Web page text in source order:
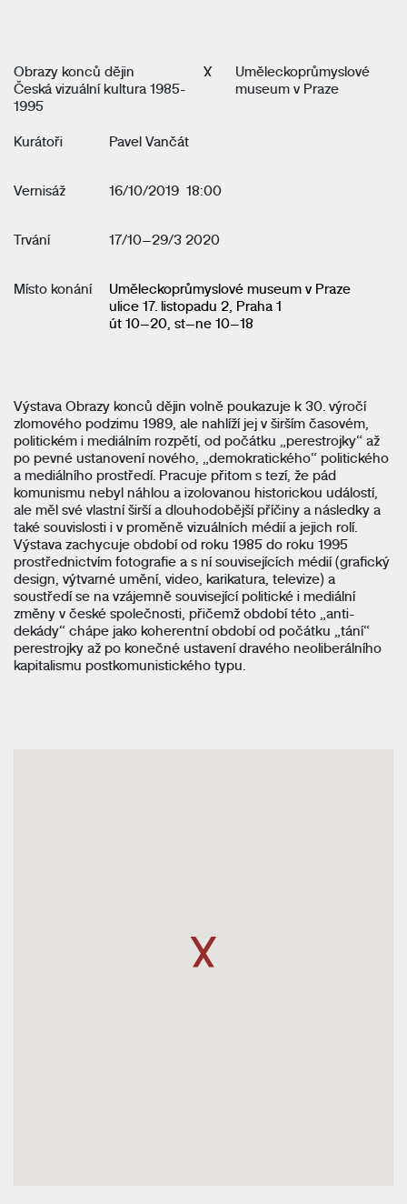
Obrazy konců dějin
Česká vizuální kultura 1985-
1995
X
Uměleckoprůmyslové
museum v Praze
Kurátoři Pavel Vančát
Vernisáž 16/10/2019 18:00
Trvání 17/10–29/3 2020
Místo konání
Uměleckoprůmyslové museum v Praze
ulice 17. listopadu 2, Praha 1
út 10–20, st–ne 10–18
Výstava Obrazy konců dějin volně poukazuje k 30. výročí
zlomového podzimu 1989, alenahlíží jej v širším časovém,
politickém i mediálním rozpětí, od počátku „perestrojky“ až
po pevnéustanovení nového, „demokratického“ politického
a mediálního prostředí. Pracuje přitom s tezí, žepád
komunismu nebyl náhlou a izolovanou historickou událostí,
ale měl své vlastní širší adlouhodobější příčiny a následky a
také souvislosti i v proměně vizuálních médií a jejich rolí.
Výstava zachycuje období od roku 1985 do roku 1995
prostřednictvím fotografie a s ní souvisejících médií (grafický
design, výtvarné umění, video, karikatura, televize) a
soustředí se na vzájemně související politické i mediální
změny v české společnosti, přičemž období této „anti-
dekády“ chápe jako koherentní období od počátku „tání“
perestrojky až po konečné ustavení dravého neoliberálního
kapitalismu postkomunistického typu.